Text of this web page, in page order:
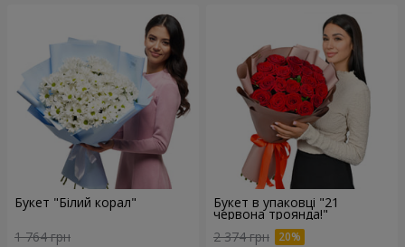
Букет "Білий корал"
1 764 грн
Букет в упаковці "21
червона троянда!"
2 374 грн